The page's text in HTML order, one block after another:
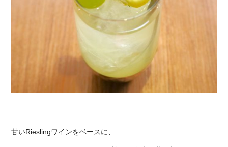
甘いRieslingワインをベースに、